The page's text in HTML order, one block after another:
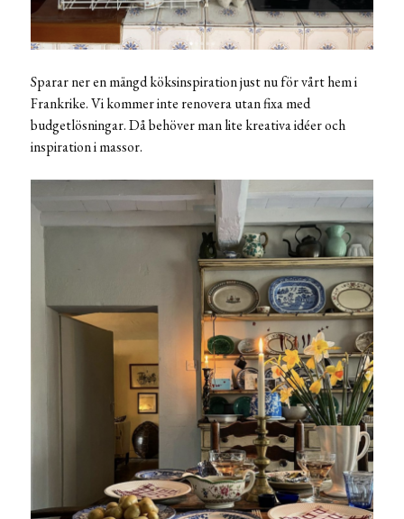
Sparar ner en mängd köksinspiration just nu för vårt hem i
Frankrike. Vi kommer inte renovera utan fixa med
budgetlösningar. Då behöver man lite kreativa idéer och
inspiration i massor.